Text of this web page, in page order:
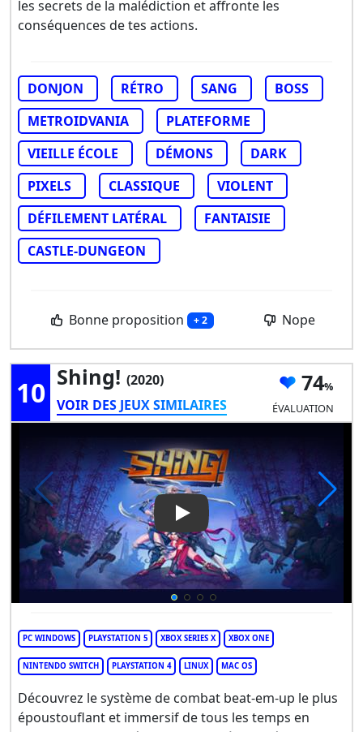
les secrets de la malédiction et affronte les
conséquences de tes actions.
DONJON RÉTRO SANG
BOSS
METROIDVANIA
PLATEFORME
VIEILLE ÉCOLE
DÉMONS
DARK
PIXELS
CLASSIQUE
VIOLENT
DÉFILEMENT LATÉRAL
FANTAISIE
CASTLE-DUNGEON
Bonne proposition + 2 Nope
10 Shing! (2020)
VOIR DES JEUX SIMILAIRES
74
ÉVALUATION
Play Video: Shing!
PC WINDOWS PLAYSTATION 5 XBOX SERIES X XBOX ONE
NINTENDO SWITCH PLAYSTATION 4 LINUX MAC OS
Découvrez le système de combat beat-em-up le plus
époustouflant et immersif de tous les temps en